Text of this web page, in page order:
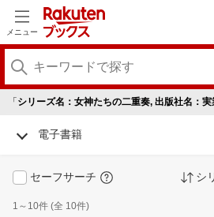
メニュー
「 シリーズ名：女神たちの二重奏, 出版社名：
電子書籍
セーフサーチ シ
1～10件 (全 10件)